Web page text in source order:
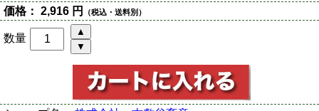
価格： 2,916 円 （税込・送料別）
数量